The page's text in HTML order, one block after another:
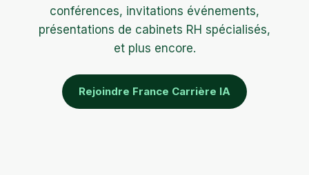
conférences, invitations événements,
présentations de cabinets RH spécialisés,
et plus encore.
Rejoindre France Carrière IA